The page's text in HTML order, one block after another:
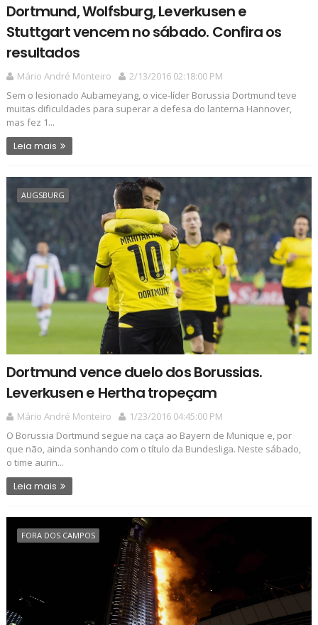
Dortmund, Wolfsburg, Leverkusen e
Stuttgart vencem no sábado. Confira os
resultados
Mário André Monteiro
2/13/2016 02:18:00 PM
Sem o lesionado Aubameyang, o vice-líder Borussia Dortmund teve
muitas dificuldades para superar a defesa do lanterna Hannover,
mas fez 1...
Leia mais
AUGSBURG
Dortmund vence duelo dos Borussias.
Leverkusen e Hertha tropeçam
Mário André Monteiro
1/23/2016 04:45:00 PM
O Borussia Dortmund segue na caça ao Bayern de Munique e, por
que não, ainda sonhando com o título da Bundesliga. Neste sábado,
o time aurin...
Leia mais
FORA DOS CAMPOS